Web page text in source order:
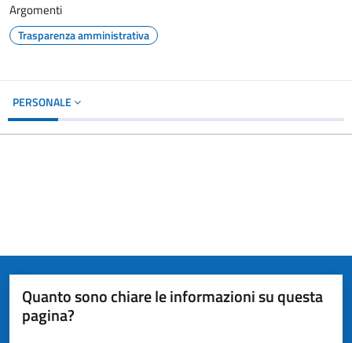
Argomenti
Trasparenza amministrativa
PERSONALE
Quanto sono chiare le informazioni su questa
pagina?